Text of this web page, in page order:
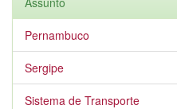
Pernambuco
Sergipe
Sistema de Transporte